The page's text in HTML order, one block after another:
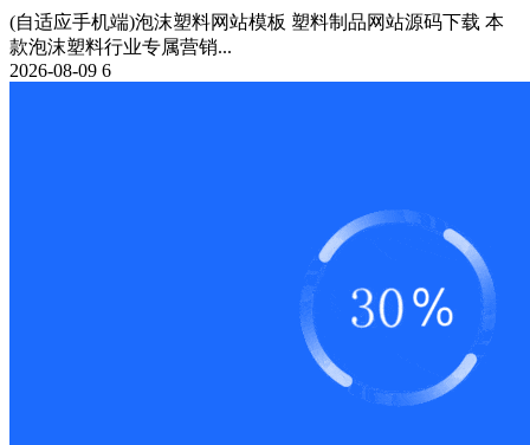
(自适应手机端)泡沫塑料网站模板 塑料制品网站源码下载 本
款泡沫塑料行业专属营销...
2026-08-09 6